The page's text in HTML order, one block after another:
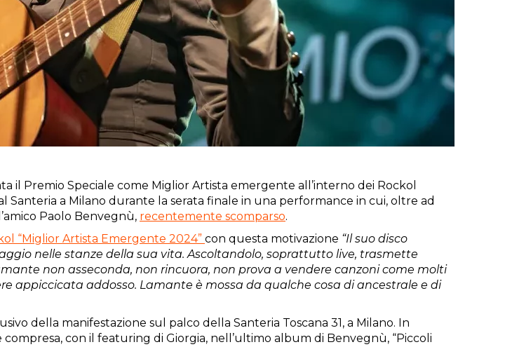
il Premio Speciale come Miglior Artista emergente all’interno dei Rockol
Santeria a Milano durante la serata finale in una performance in cui, oltre ad
Paolo Benvegnù, recentemente scomparso.
“Miglior Artista Emergente 2024” con questa motivazione “Il suo disco
nelle stanze della sua vita. Ascoltandolo, soprattutto live, trasmette
non asseconda, non rincuora, non prova a vendere canzoni come molti
appiccicata addosso. Lamante è mossa da qualche cosa di ancestrale e di
della manifestazione sul palco della Santeria Toscana 31, a Milano. In
con il featuring di Giorgia, nell’ultimo album di Benvegnù, “Piccoli